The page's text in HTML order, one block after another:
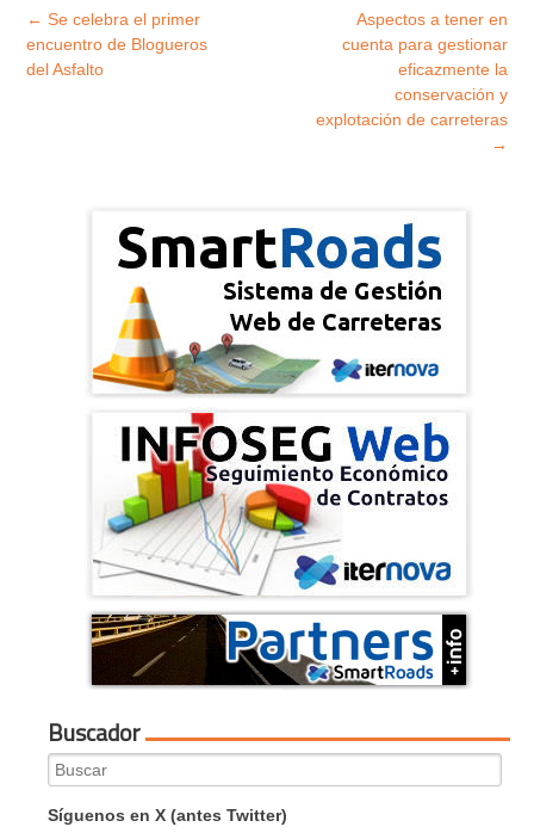
Explorar
entradas
← Se celebra el primer
encuentro de Blogueros
del Asfalto
Aspectos a tener en
cuenta para gestionar
eficazmente la
conservación y
explotación de carreteras
→
Buscador
Search
for:
Síguenos en X (antes Twitter)